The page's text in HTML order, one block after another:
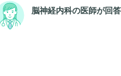
脳神経内科の医師が回答